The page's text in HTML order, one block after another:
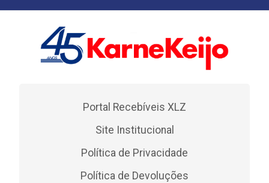
Portal Recebíveis XLZ
Site Institucional
Política de Privacidade
Política de Devoluções